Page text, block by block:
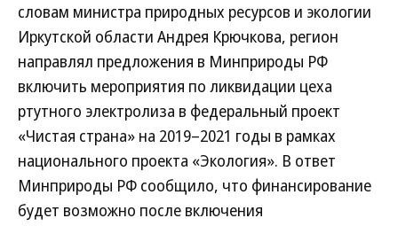
словам министра природных ресурсов и экологии
Иркутской области Андрея Крючкова, регион
направлял предложения в Минприроды РФ
включить мероприятия по ликвидации цеха
ртутного электролиза в федеральный проект
«Чистая страна» на 2019–2021 годы в рамках
национального проекта «Экология». В ответ
Минприроды РФ сообщило, что финансирование
будет возможно после включения